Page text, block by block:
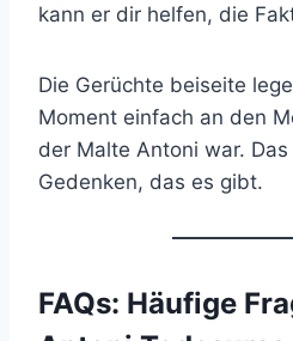
kann er dir helfen, die
Die Gerüchte beiseite
Moment einfach an den
der Malte Antoni war.
Gedenken, das es gibt.
FAQs: Häufige